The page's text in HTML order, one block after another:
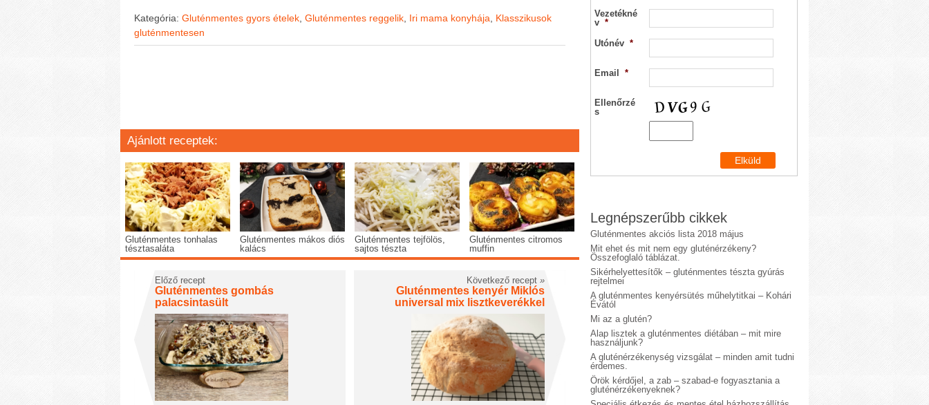
Kategória: Gluténmentes gyors ételek, Gluténmentes reggelik, Iri mama konyhája, Klasszikusok
gluténmentesen
Ajánlott receptek:
Gluténmentes tonhalas
tésztasaláta
Gluténmentes mákos diós
kalács
Gluténmentes tejfölös,
sajtos tészta
Gluténmentes citromos
muffin
Előző recept
Gluténmentes gombás
palacsintasült
Következő recept »
Gluténmentes kenyér Miklós
universal mix lisztkeverékkel
Vezetékné
v *
Utónév *
Email *
Ellenőrzé
s
Legnépszerűbb cikkek
Gluténmentes akciós lista 2018 május
Mit ehet és mit nem egy gluténérzékeny?
Összefoglaló táblázat.
Sikérhelyettesítők – gluténmentes tészta gyúrás
rejtelmei
A gluténmentes kenyérsütés műhelytitkai – Kohári
Évától
Mi az a glutén?
Alap lisztek a gluténmentes diétában – mit mire
használjunk?
A gluténérzékenység vizsgálat – minden amit tudni
érdemes.
Örök kérdőjel, a zab – szabad-e fogyasztania a
gluténérzékenyeknek?